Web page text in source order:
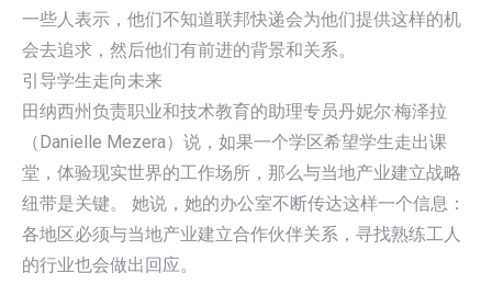
一些人表示，他们不知道联邦快递会为他们提供这样的机
会去追求，然后他们有前进的背景和关系。
引导学生走向未来
田纳西州负责职业和技术教育的助理专员丹妮尔·梅泽拉
（Danielle Mezera）说，如果一个学区希望学生走出课
堂，体验现实世界的工作场所，那么与当地产业建立战略
纽带是关键。 她说，她的办公室不断传达这样一个信息：
各地区必须与当地产业建立合作伙伴关系，寻找熟练工人
的行业也会做出回应。